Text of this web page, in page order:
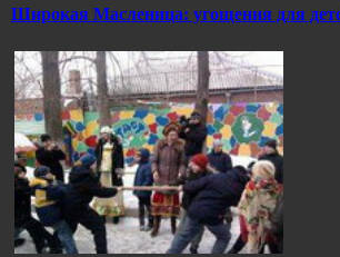
Широкая Масленица: угощения для